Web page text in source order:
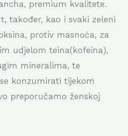
premium kvalitete.
također, kao i svaki zeleni
protiv masnoća, za
udjelom teina(kofeina),
mineralima, te
konzumirati tijekom
preporučamo ženskoj